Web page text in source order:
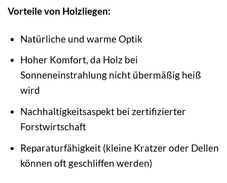
Vorteile von Holzliegen:
Natürliche und warme Optik
Hoher Komfort, da Holz bei
Sonneneinstrahlung nicht übermäßig heiß
wird
Nachhaltigkeitsaspekt bei zertifizierter
Forstwirtschaft
Reparaturfähigkeit (kleine Kratzer oder Dellen
können oft geschliffen werden)